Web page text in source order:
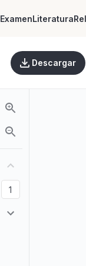
ExamenLiteratura
Descargar